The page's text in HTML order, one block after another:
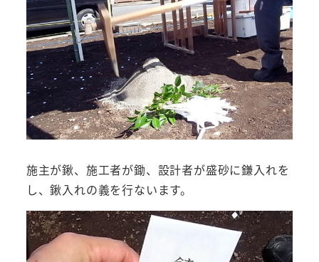
施主が鍬、施工者が鋤、設計者が盛砂に鎌入れを
し、鍬入れの義を行ないます。